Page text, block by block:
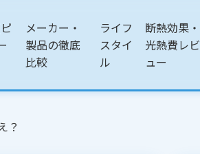
メーカー・
製品の徹底
比較
ライフ
スタイ
ル
断熱効果・
光熱費レビ
ュー
？